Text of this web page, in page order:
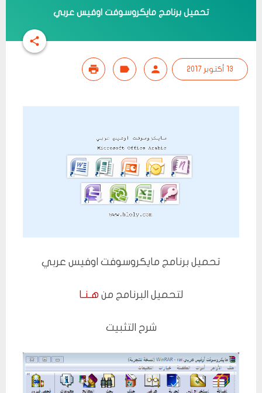
تحميل برنامج مايكروسوفت اوفيس عربي
13 أكتوبر 2017
تحميل برنامج مايكروسوفت اوفيس عربي
لتحميل البرنامج من هـنـا
شرح التثبيت